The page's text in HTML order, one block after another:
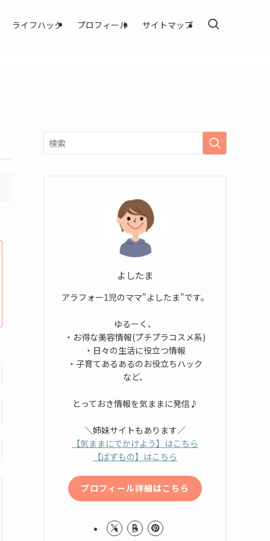
ライフハック プロフィール サイトマップ
よしたま
アラフォー1児のママ"よしたま"です。
ゆるーく、
・お得な美容情報(プチプラコスメ系)
・日々の生活に役立つ情報
・子育てあるあるのお役立ちハック
など、
とっておき情報を気ままに発信♪
＼姉妹サイトもあります／
【気ままにでかけよう】はこちら
【ばずもの】はこちら
プロフィール詳細はこちら